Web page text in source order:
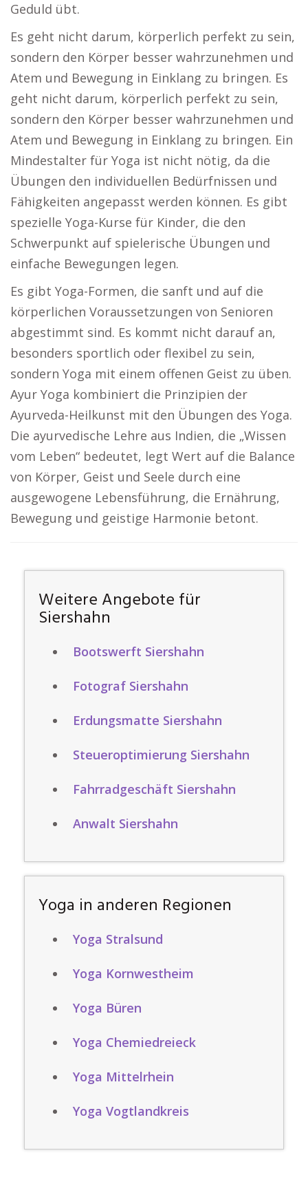
Geduld übt.
Es geht nicht darum, körperlich perfekt zu sein,
sondern den Körper besser wahrzunehmen und
Atem und Bewegung in Einklang zu bringen. Es
geht nicht darum, körperlich perfekt zu sein,
sondern den Körper besser wahrzunehmen und
Atem und Bewegung in Einklang zu bringen. Ein
Mindestalter für Yoga ist nicht nötig, da die
Übungen den individuellen Bedürfnissen und
Fähigkeiten angepasst werden können. Es gibt
spezielle Yoga-Kurse für Kinder, die den
Schwerpunkt auf spielerische Übungen und
einfache Bewegungen legen.
Es gibt Yoga-Formen, die sanft und auf die
körperlichen Voraussetzungen von Senioren
abgestimmt sind. Es kommt nicht darauf an,
besonders sportlich oder flexibel zu sein,
sondern Yoga mit einem offenen Geist zu üben.
Ayur Yoga kombiniert die Prinzipien der
Ayurveda-Heilkunst mit den Übungen des Yoga.
Die ayurvedische Lehre aus Indien, die „Wissen
vom Leben“ bedeutet, legt Wert auf die Balance
von Körper, Geist und Seele durch eine
ausgewogene Lebensführung, die Ernährung,
Bewegung und geistige Harmonie betont.
Weitere Angebote für
Siershahn
Bootswerft Siershahn
Fotograf Siershahn
Erdungsmatte Siershahn
Steueroptimierung Siershahn
Fahrradgeschäft Siershahn
Anwalt Siershahn
Yoga in anderen Regionen
Yoga Stralsund
Yoga Kornwestheim
Yoga Büren
Yoga Chemiedreieck
Yoga Mittelrhein
Yoga Vogtlandkreis